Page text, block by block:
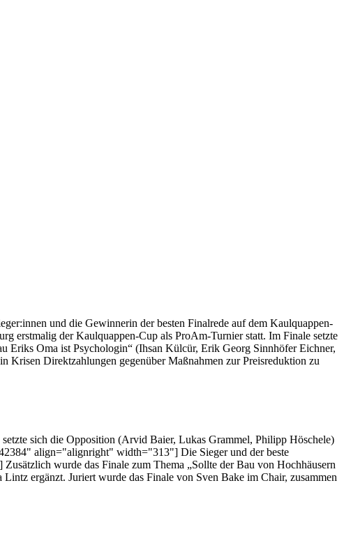
und die Gewinnerin der besten Finalrede auf dem Kaulquappen-
erstmalig der Kaulquappen-Cup als ProAm-Turnier statt. Im Finale setzte
Eriks Oma ist Psychologin“ (Ihsan Külcür, Erik Georg Sinnhöfer Eichner,
Krisen Direktzahlungen gegenüber Maßnahmen zur Preisreduktion zu
sich die Opposition (Arvid Baier, Lukas Grammel, Philipp Höschele)
align="alignright" width="313"] Die Sieger und der beste
wurde das Finale zum Thema „Sollte der Bau von Hochhäusern
ergänzt. Juriert wurde das Finale von Sven Bake im Chair, zusammen